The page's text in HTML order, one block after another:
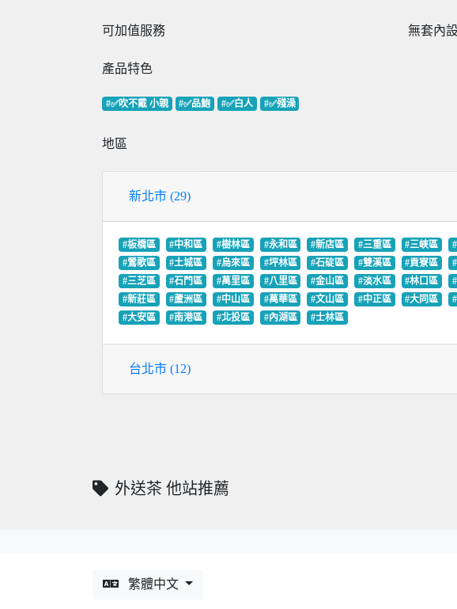
可加值服務 無套內設
產品特色
#✅吹不戴 小親 #✅品鮑 #✅白人 #✅殘澡
地區
新北市 (29)
#板橋區 #中和區 #樹林區 #永和區 #新店區 #三重區 #三峽區
#鶯歌區
#土城區 #烏來區 #坪林區 #石碇區 #雙溪區 #貢寮區
#三芝區
#石門區 #萬里區 #八里區 #金山區 #淡水區 #林口區
#新莊區
#蘆洲區 #中山區 #萬華區 #文山區 #中正區 #大同區
#大安區
#南港區 #北投區 #內湖區 #士林區
台北市 (12)
外送茶 他站推薦
繁體中文